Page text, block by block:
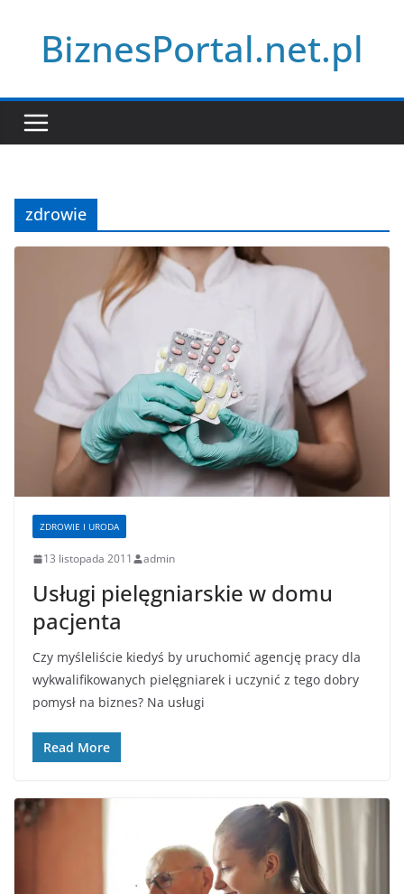
BiznesPortal.net.pl
zdrowie
ZDROWIE I URODA
13 listopada 2011 admin
Usługi pielęgniarskie w domu
pacjenta
Czy myśleliście kiedyś by uruchomić agencję pracy dla
wykwalifikowanych pielęgniarek i uczynić z tego dobry
pomysł na biznes? Na usługi
Read More